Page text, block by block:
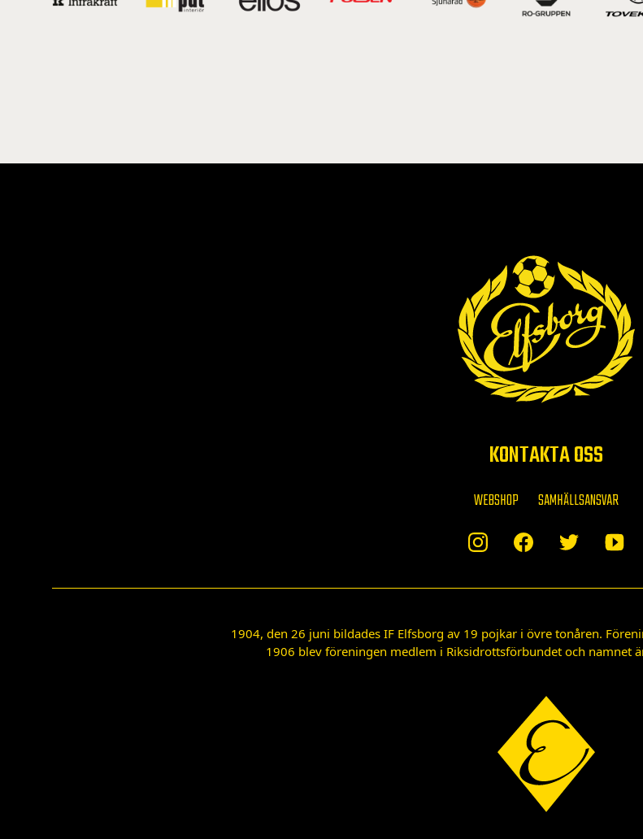
KONTAKTA OSS
WEBSHOP SAMHÄLLSANSVAR
1904, den 26 juni bildades IF Elfsborg av 19 pojkar i övre tonåren.
1906 blev föreningen medlem i Riksidrottsförbundet och namnet